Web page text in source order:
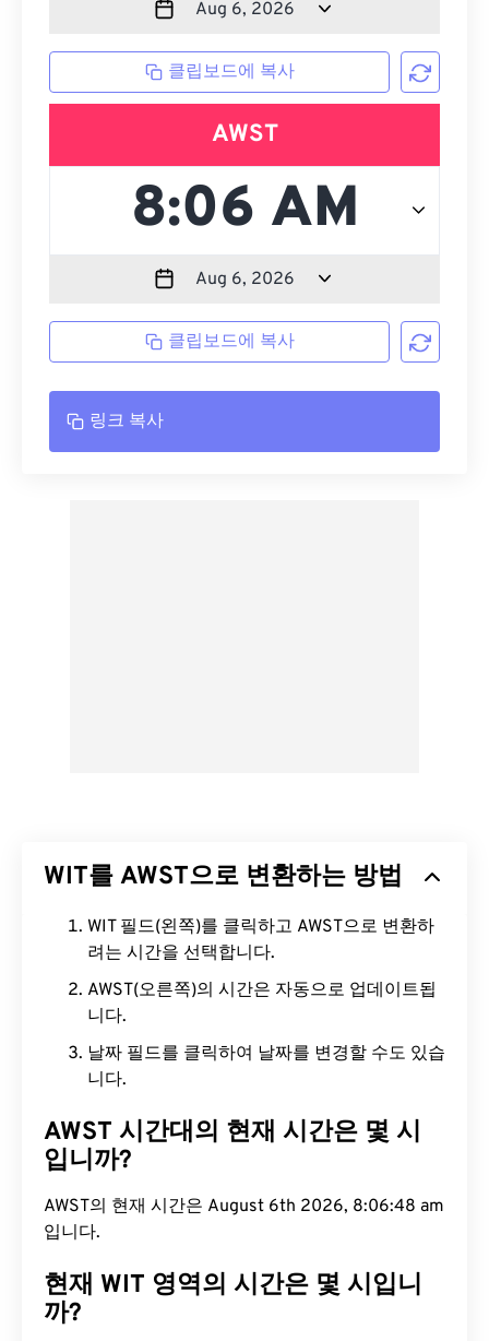
클립보드에 복사
AWST
클립보드에 복사
링크 복사
WIT를 AWST으로 변환하는 방법
WIT 필드(왼쪽)를 클릭하고 AWST으로 변환하
려는 시간을 선택합니다.
AWST(오른쪽)의 시간은 자동으로 업데이트됩
니다.
날짜 필드를 클릭하여 날짜를 변경할 수도 있습
니다.
AWST 시간대의 현재 시간은 몇 시
입니까?
AWST의 현재 시간은 August 6th 2026, 8:06:49 am
입니다.
현재 WIT 영역의 시간은 몇 시입니
까?